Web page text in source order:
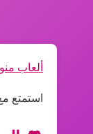
ألعاب
استمتع